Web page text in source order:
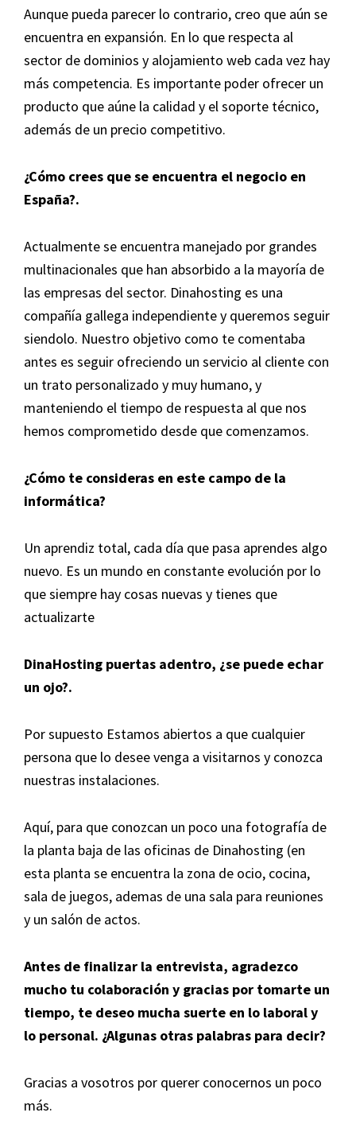
Aunque pueda parecer lo contrario, creo que aún se
encuentra en expansión. En lo que respecta al
sector de dominios y alojamiento web cada vez hay
más competencia. Es importante poder ofrecer un
producto que aúne la calidad y el soporte técnico,
además de un precio competitivo.
¿Cómo crees que se encuentra el negocio en
España?.
Actualmente se encuentra manejado por grandes
multinacionales que han absorbido a la mayoría de
las empresas del sector. Dinahosting es una
compañía gallega independiente y queremos seguir
siendolo. Nuestro objetivo como te comentaba
antes es seguir ofreciendo un servicio al cliente con
un trato personalizado y muy humano, y
manteniendo el tiempo de respuesta al que nos
hemos comprometido desde que comenzamos.
¿Cómo te consideras en este campo de la
informática?
Un aprendiz total, cada día que pasa aprendes algo
nuevo. Es un mundo en constante evolución por lo
que siempre hay cosas nuevas y tienes que
actualizarte
DinaHosting puertas adentro, ¿se puede echar
un ojo?.
Por supuesto Estamos abiertos a que cualquier
persona que lo desee venga a visitarnos y conozca
nuestras instalaciones.
Aquí, para que conozcan un poco una fotografía de
la planta baja de las oficinas de Dinahosting (en
esta planta se encuentra la zona de ocio, cocina,
sala de juegos, ademas de una sala para reuniones
y un salón de actos.
Antes de finalizar la entrevista, agradezco
mucho tu colaboración y gracias por tomarte un
tiempo, te deseo mucha suerte en lo laboral y
lo personal. ¿Algunas otras palabras para decir?
Gracias a vosotros por querer conocernos un poco
más.